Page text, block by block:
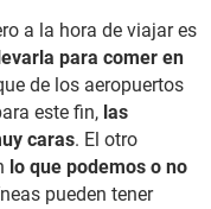
a la hora de viajar es
para comer en
de los aeropuertos
este fin, las
caras. El otro
lo que podemos o no
pueden tener